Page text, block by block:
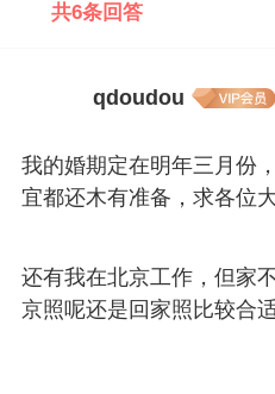
共6条回答
qdoudou
我的婚期定在明年三月份，
宜都还木有准备，求各位
还有我在北京工作，但家
京照呢还是回家照比较合